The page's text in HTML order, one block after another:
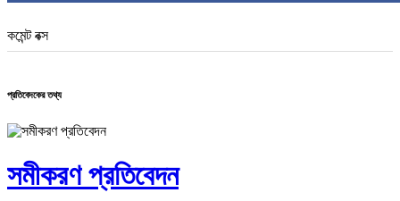
কমেন্ট বক্স
প্রতিবেদকের তথ্য
সমীকরণ প্রতিবেদন